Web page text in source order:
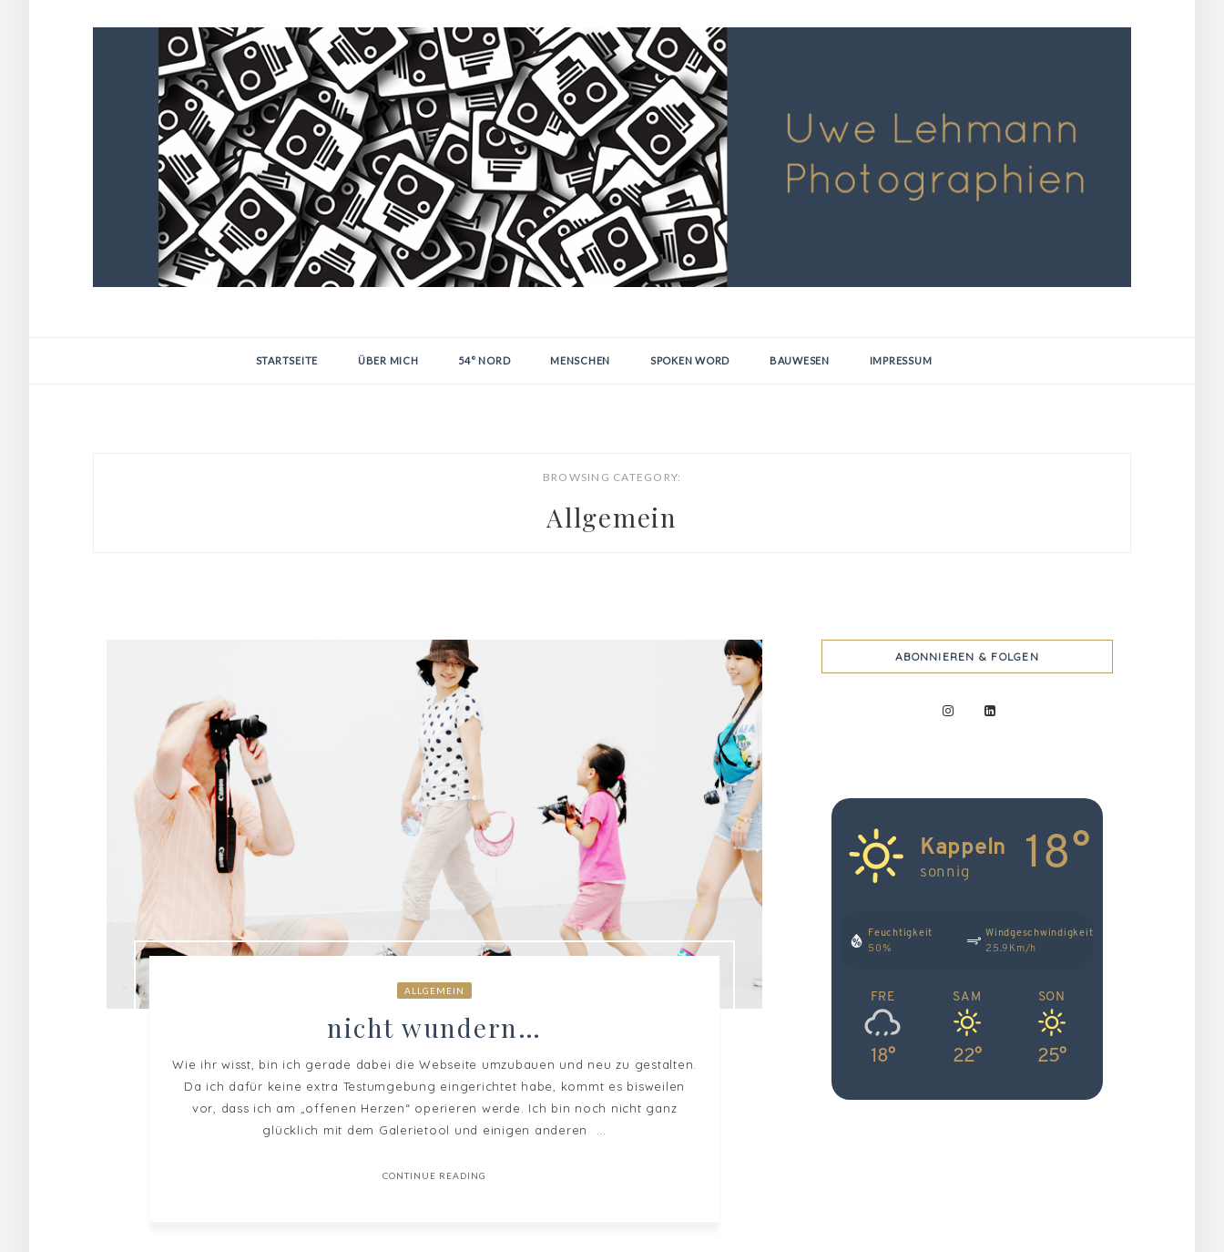
STARTSEITE ÜBER MICH 54° NORD MENSCHEN SPOKEN WORD BAUWESEN IMPRESSUM
BROWSING CATEGORY:
Allgemein
ALLGEMEIN
nicht wundern…
Wie ihr wisst, bin ich gerade dabei die Webseite umzubauen und neu zu gestalten.
Da ich dafür keine extra Testumgebung eingerichtet habe, kommt es bisweilen
vor, dass ich am „offenen Herzen“ operieren werde. Ich bin noch nicht ganz
glücklich mit dem Galerietool und einigen anderen ...
CONTINUE READING
ABONNIEREN & FOLGEN
Kappeln
sonnig 18°
Feuchtigkeit
50%
Windgeschwindigkeit
25.9Km/h
FRE
18°
SAM
22°
SON
25°